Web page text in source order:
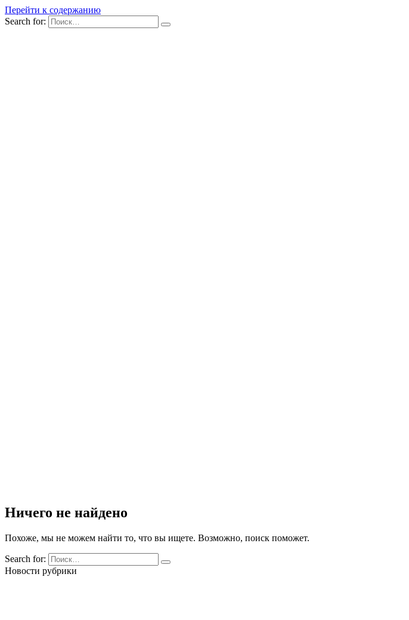
Перейти к содержанию
Search for:
Ничего не найдено
Похоже, мы не можем найти то, что вы ищете. Возможно, поиск поможет.
Search for:
Новости рубрики